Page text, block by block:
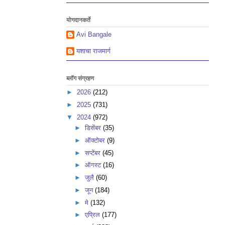
योगदानकर्ते
Avi Bangale
यशाचा राजमार्ग
ब्लॉग संग्रहण
► 2026 (212)
► 2025 (731)
▼ 2024 (972)
► डिसेंबर (35)
► ऑक्टोबर (9)
► सप्टेंबर (45)
► ऑगस्ट (16)
► जुलै (60)
► जून (184)
► मे (132)
► एप्रिल (177)